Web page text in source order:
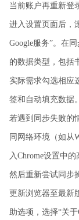
当前账户再重新登
进入设置页面后，
Google服务”。在
的数据类型，包括
实际需求勾选相应
签和自动填充数据。
若遇到同步失败的
同网络环境（如从
入Chrome设置中
然后重新尝试同步
更新浏览器至最新
助选项，选择“关